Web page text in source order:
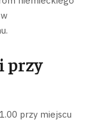
przy
przy miejscu